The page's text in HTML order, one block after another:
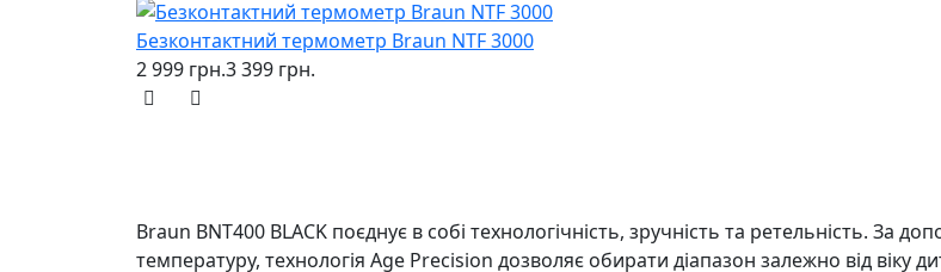
Безконтактний термометр Braun NTF 3000
2 999 грн.3 399 грн.
Braun BNT400 BLACK поєднує в собі технологічність, зручність та ретельність. За
температуру, технологія Age Precision дозволяє обирати діапазон залежно від